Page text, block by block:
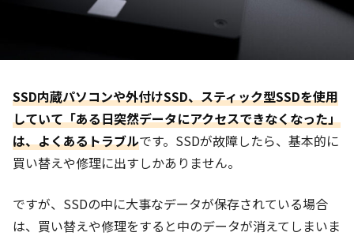
SSD内蔵パソコンや外付けSSD、スティック型SSDを使用
していて「ある日突然データにアクセスできなくなった」
は、よくあるトラブルです。SSDが故障したら、基本的に
買い替えや修理に出すしかありません。
ですが、SSDの中に大事なデータが保存されている場合
は、買い替えや修理をすると中のデータが消えてしまいま